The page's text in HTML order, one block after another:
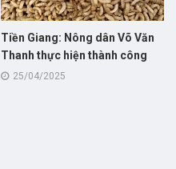
Tiền Giang: Nông dân Võ Văn
Thanh thực hiện thành công
nuôi thử nghiệm mô hình nuôi
25/04/2025